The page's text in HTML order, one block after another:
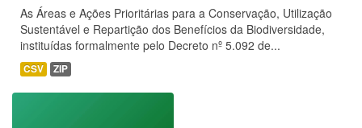
As Áreas e Ações Prioritárias para a Conservação, Utilização
Sustentável e Repartição dos Benefícios da Biodiversidade,
instituídas formalmente pelo Decreto nº 5.092 de...
CSV ZIP